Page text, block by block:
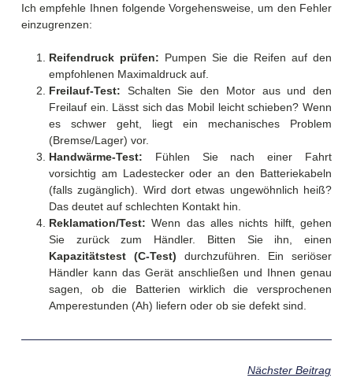
Ich empfehle Ihnen folgende Vorgehensweise, um den Fehler
einzugrenzen:
Reifendruck prüfen: Pumpen Sie die Reifen auf den
empfohlenen Maximaldruck auf.
Freilauf-Test: Schalten Sie den Motor aus und den
Freilauf ein. Lässt sich das Mobil leicht schieben? Wenn
es schwer geht, liegt ein mechanisches Problem
(Bremse/Lager) vor.
Handwärme-Test: Fühlen Sie nach einer Fahrt
vorsichtig am Ladestecker oder an den Batteriekabeln
(falls zugänglich). Wird dort etwas ungewöhnlich heiß?
Das deutet auf schlechten Kontakt hin.
Reklamation/Test: Wenn das alles nichts hilft, gehen
Sie zurück zum Händler. Bitten Sie ihn, einen
Kapazitätstest (C-Test) durchzuführen. Ein seriöser
Händler kann das Gerät anschließen und Ihnen genau
sagen, ob die Batterien wirklich die versprochenen
Amperestunden (Ah) liefern oder ob sie defekt sind.
Nächster Beitrag